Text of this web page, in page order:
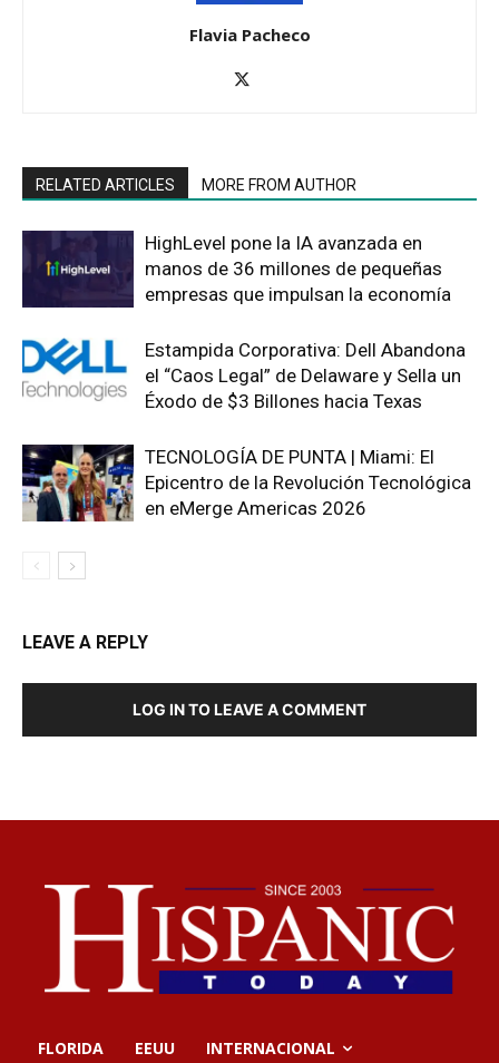
Flavia Pacheco
RELATED ARTICLES MORE FROM AUTHOR
HighLevel pone la IA avanzada en
manos de 36 millones de pequeñas
empresas que impulsan la economía
Estampida Corporativa: Dell Abandona
el “Caos Legal” de Delaware y Sella un
Éxodo de $3 Billones hacia Texas
TECNOLOGÍA DE PUNTA | Miami: El
Epicentro de la Revolución Tecnológica
en eMerge Americas 2026
LEAVE A REPLY
LOG IN TO LEAVE A COMMENT
FLORIDA EEUU INTERNACIONAL